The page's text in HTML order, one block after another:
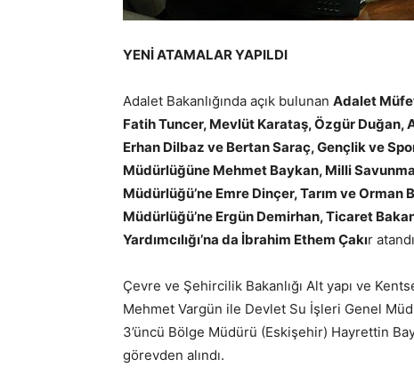
YENİ ATAMALAR YAPILDI
Adalet Bakanlığında açık bulunan Adalet
Fatih Tuncer, Mevlüt Karataş, Özgür Duğan,
Erhan Dilbaz ve Bertan Saraç, Gençlik ve
Müdürlüğüne Mehmet Baykan, Milli
Müdürlüğü’ne Emre Dinçer, Tarım ve Orman
Müdürlüğü’ne Ergün Demirhan, Ticaret
Yardımcılığı’na da İbrahim Ethem Çakır
Çevre ve Şehircilik Bakanlığı Alt yapı ve
Mehmet Vargün ile Devlet Su İşleri Genel
3’üncü Bölge Müdürü (Eskişehir) Hayrettin
görevden alındı.